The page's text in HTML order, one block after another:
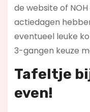
de website of NOH
actiedagen
eventueel leuke
3-gangen keuze
Tafeltje
even!